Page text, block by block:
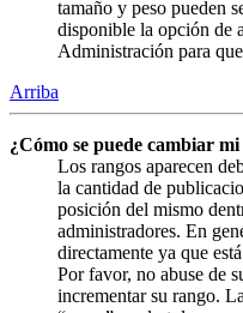
tamaño y peso pueden
disponible la opción de
Administración para
Arriba
¿Cómo se puede cambiar
Los rangos aparecen
la cantidad de
posición del mismo
administradores. En
directamente ya que
Por favor, no abuse de
incrementar su rango.